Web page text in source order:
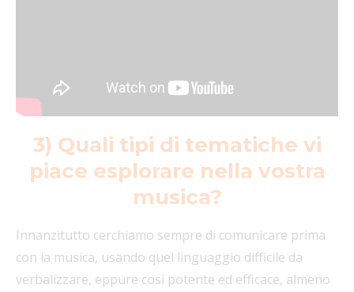
3) Quali tipi di tematiche vi
piace esplorare nella vostra
musica?
Innanzitutto cerchiamo sempre di comunicare prima
con la musica, usando quel linguaggio difficile da
verbalizzare, eppure così potente ed efficace, almeno